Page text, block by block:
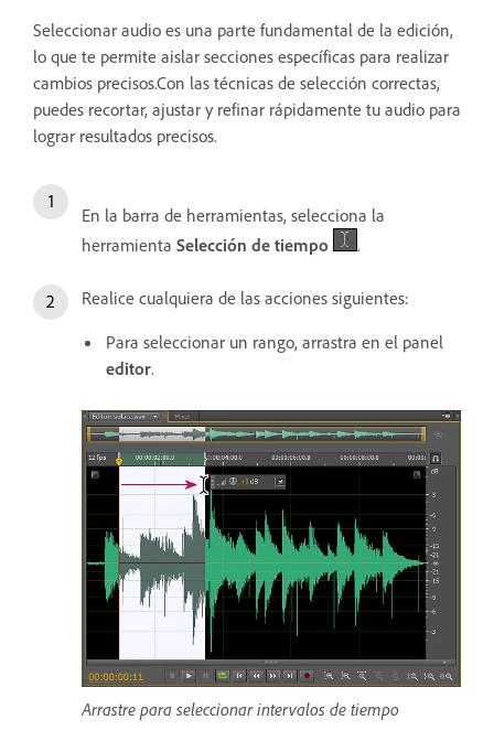
Seleccionar audio es una parte fundamental de la edición,
lo que te permite aislar secciones específicas para realizar
cambios precisos.Con las técnicas de selección correctas,
puedes recortar, ajustar y refinar rápidamente tu audio para
lograr resultados precisos.
En la barra de herramientas, selecciona la
herramienta Selección de tiempo .
Realice cualquiera de las acciones siguientes:
Para seleccionar un rango, arrastra en el panel
editor.
Arrastre para seleccionar intervalos de tiempo